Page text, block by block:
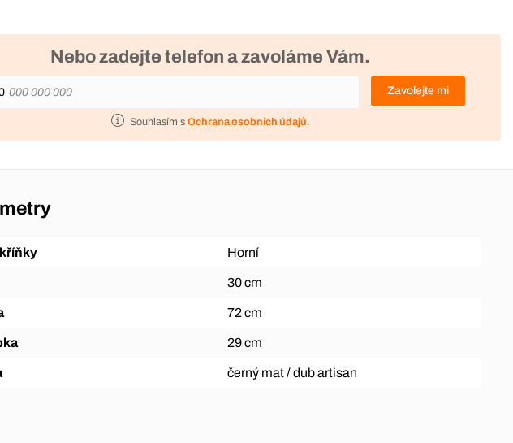
Nebo zadejte telefon a zavoláme Vám.
Zavolejte mi
Souhlasím s Ochrana osobních údajů.
Horní
30 cm
72 cm
29 cm
černý mat / dub artisan